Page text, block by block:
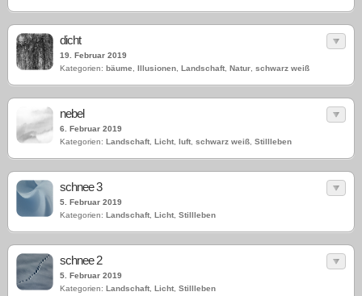
dicht
19. Februar 2019
Kategorien: bäume Illusionen Landschaft Natur schwarz weiß
nebel
6. Februar 2019
Kategorien: Landschaft Licht luft schwarz weiß Stillleben
schnee 3
5. Februar 2019
Kategorien: Landschaft Licht Stillleben
schnee 2
5. Februar 2019
Kategorien: Landschaft Licht Stillleben